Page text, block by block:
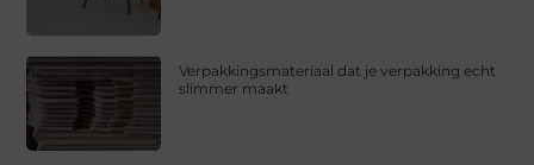
Verpakkingsmateriaal dat je verpakking echt
slimmer maakt